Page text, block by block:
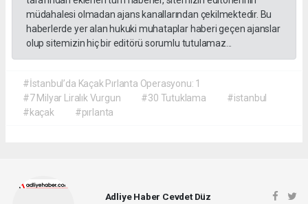
müdahalesi olmadan ajans kanallarından çekilmektedir. Bu
haberlerde yer alan hukuki muhataplar haberi geçen ajanslar
olup sitemizin hiç bir editörü sorumlu tutulamaz...
#İstanbul’da Kaçak Pırlanta Operasyonu: 1
#7 Milyar Liralık Vurgun
#30 Tutuklama
#istanbul
#kaçak
#pırlanta
Adliye Haber Cevdet Düz